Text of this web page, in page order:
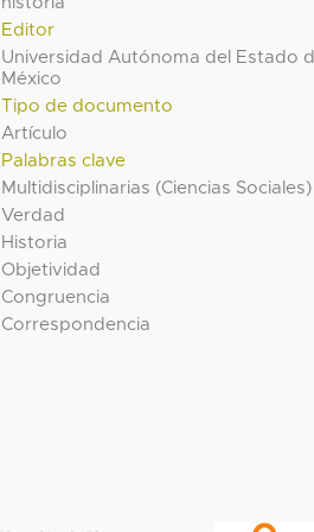
Editor
Universidad Autónoma del Estado
México
Tipo de documento
Artículo
Palabras clave
Multidisciplinarias (Ciencias Sociales)
Verdad
Historia
Objetividad
Congruencia
Correspondencia